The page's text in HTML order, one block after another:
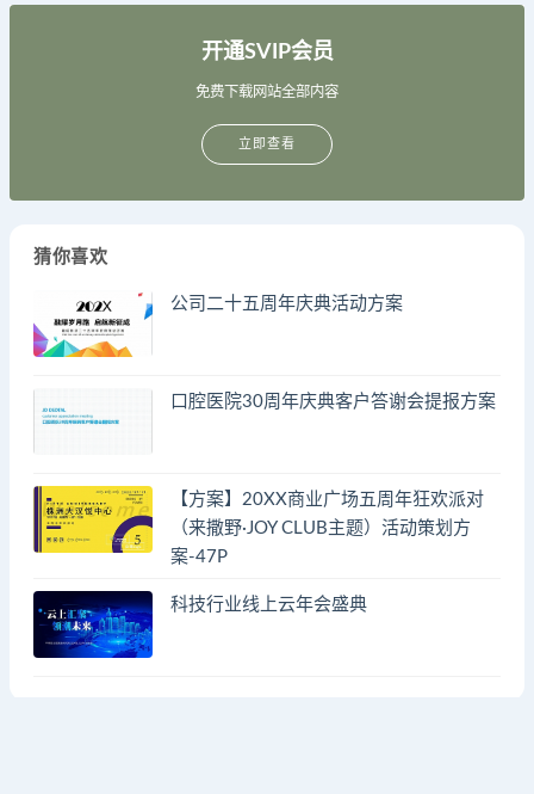
开通SVIP会员
免费下载网站全部内容
立即查看
猜你喜欢
公司二十五周年庆典活动方案
口腔医院30周年庆典客户答谢会提报方案
【方案】20XX商业广场五周年狂欢派对
（来撒野·JOY CLUB主题）活动策划方
案-47P
科技行业线上云年会盛典